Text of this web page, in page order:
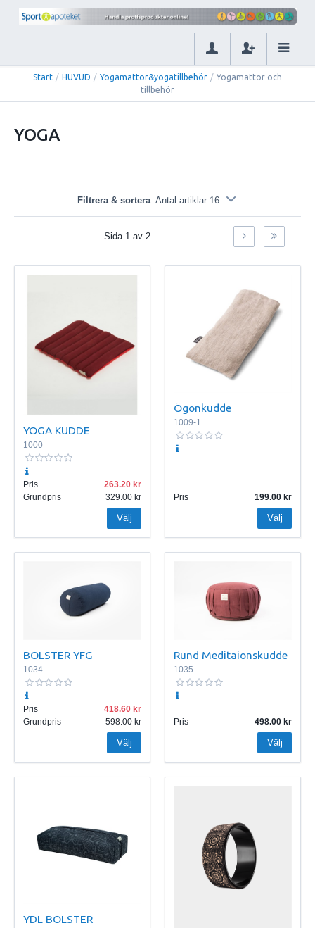
Start / HUVUD / Yogamattor&yogatillbehör / Yogamattor och
tillbehör
YOGA
Filtrera & sortera Antal artiklar 16
Sida 1 av 2
YOGA KUDDE
1000
Pris
263.20
Grundpris
329.00
Välj
Ögonkudde
1009-1
Pris 199.00
Välj
BOLSTER YFG
1034
Pris
418.60
Grundpris
598.00
Välj
Rund Meditaionskudde
1035
Pris 498.00
Välj
YDL BOLSTER